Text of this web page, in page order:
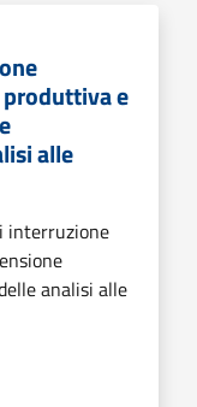
e
alle
interruzione
analisi alle